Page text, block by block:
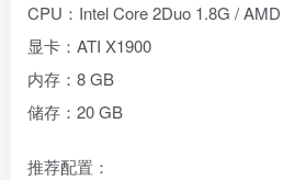
CPU：Intel Core 2Duo 1.8G /
显卡：ATI X1900
内存：8 GB
储存：20 GB
推荐配置：